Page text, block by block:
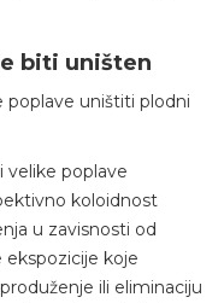
biti uništen
poplave uništiti plodni
velike poplave
koloidnost
u zavisnosti od
ekspozicije koje
ili eliminaciju